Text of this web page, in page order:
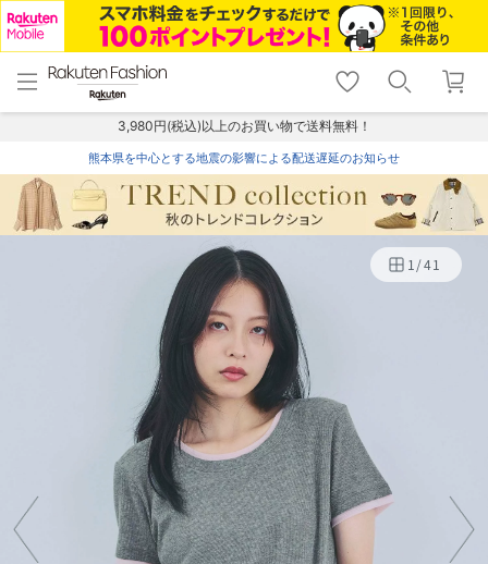
menu home
トップ
shopping_cart lock_outline
ログイン
3,980円(税込)以上のお買い物で送料無料！
熊本県を中心とする地震の影響による配送遅延のお知らせ
1/41